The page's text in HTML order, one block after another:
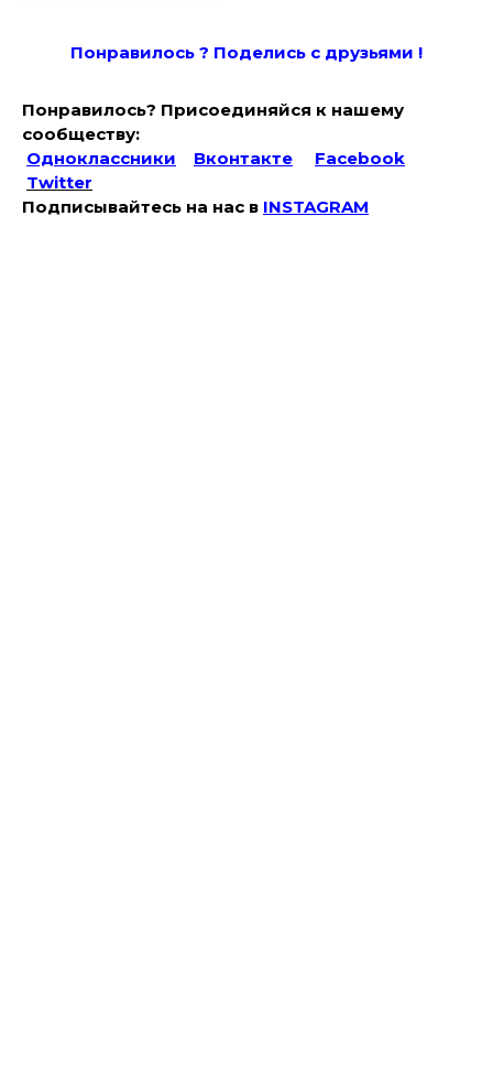
Понравилось ? Поделись с друзьями !
Понравилось? Присоединяйся к нашему
сообществу:
Одноклассники
Вконтакте
Facebook
Twitter
Подписывайтесь на наc в INSTAGRAM